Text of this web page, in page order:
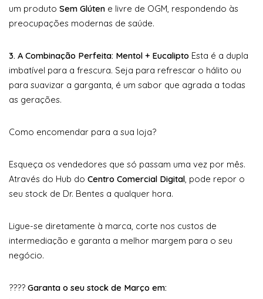
um produto Sem Glúten e livre de OGM, respondendo às
preocupações modernas de saúde.
3. A Combinação Perfeita: Mentol + Eucalipto Esta é a dupla
imbatível para a frescura. Seja para refrescar o hálito ou
para suavizar a garganta, é um sabor que agrada a todas
as gerações.
Como encomendar para a sua loja?
Esqueça os vendedores que só passam uma vez por mês.
Através do Hub do Centro Comercial Digital , pode repor o
seu stock de Dr. Bentes a qualquer hora.
Ligue-se diretamente à marca, corte nos custos de
intermediação e garanta a melhor margem para o seu
negócio.
???? Garanta o seu stock de Março em: